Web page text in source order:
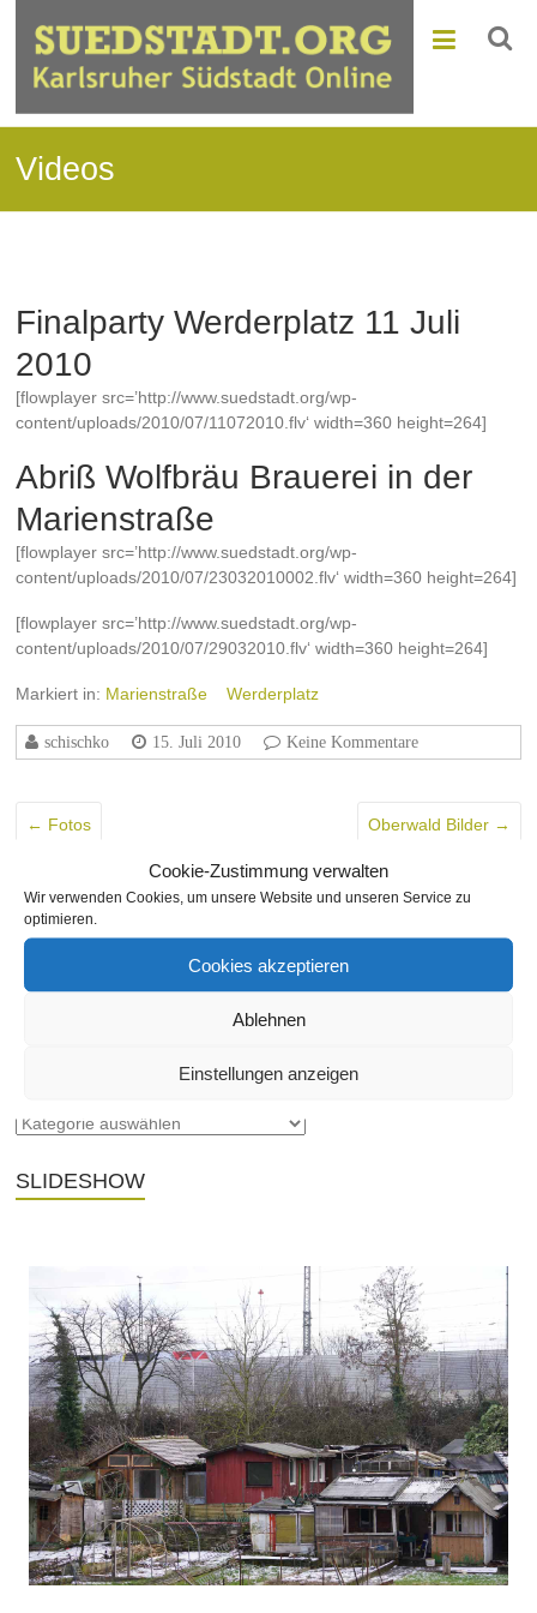
Cookie-Zustimmung verwalten
Wir verwenden Cookies, um unsere Website und unseren Service zu
optimieren.
Cookies akzeptieren
Ablehnen
Einstellungen anzeigen
Videos
Finalparty Werderplatz 11 Juli
2010
[flowplayer src=’http://www.suedstadt.org/wp-
content/uploads/2010/07/11072010.flv‘ width=360 height=264]
Abriß Wolfbräu Brauerei in der
Marienstraße
[flowplayer src=’http://www.suedstadt.org/wp-
content/uploads/2010/07/23032010002.flv‘ width=360 height=264]
[flowplayer src=’http://www.suedstadt.org/wp-
content/uploads/2010/07/29032010.flv‘ width=360 height=264]
Markiert in: Marienstraße Werderplatz
schischko 15. Juli 2010 Keine Kommentare
← Fotos Oberwald Bilder →
Schreibe einen Kommentar
Du musstangemeldet
SLIDESHOW